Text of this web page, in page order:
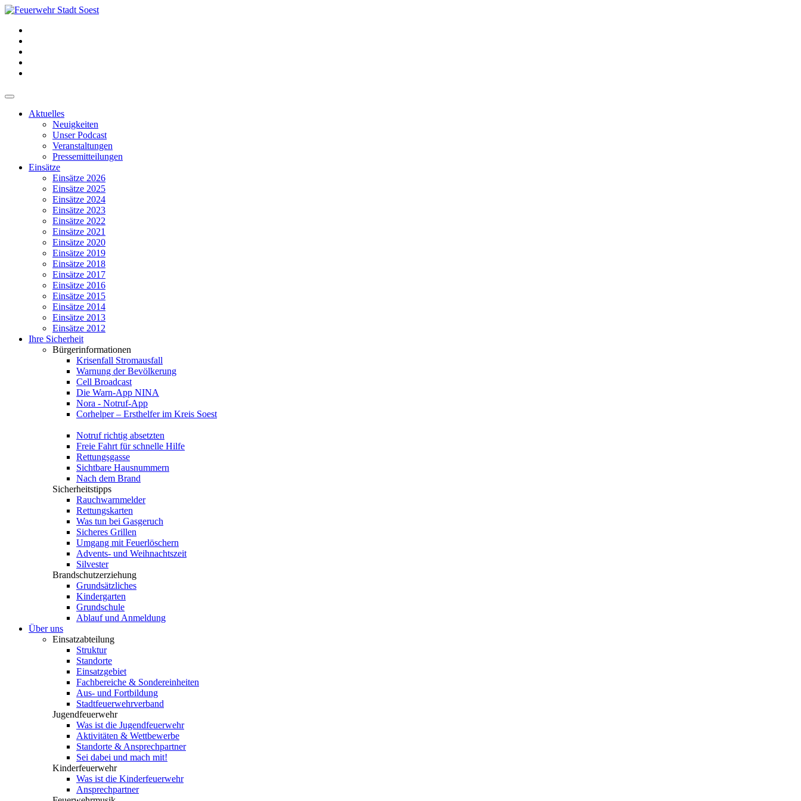
Aktuelles
Neuigkeiten
Unser Podcast
Veranstaltungen
Pressemitteilungen
Einsätze
Einsätze 2026
Einsätze 2025
Einsätze 2024
Einsätze 2023
Einsätze 2022
Einsätze 2021
Einsätze 2020
Einsätze 2019
Einsätze 2018
Einsätze 2017
Einsätze 2016
Einsätze 2015
Einsätze 2014
Einsätze 2013
Einsätze 2012
Ihre Sicherheit
Bürgerinformationen
Krisenfall Stromausfall
Warnung der Bevölkerung
Cell Broadcast
Die Warn-App NINA
Nora - Notruf-App
Corhelper – Ersthelfer im Kreis Soest
Notruf richtig absetzten
Freie Fahrt für schnelle Hilfe
Rettungsgasse
Sichtbare Hausnummern
Nach dem Brand
Sicherheitstipps
Rauchwarnmelder
Rettungskarten
Was tun bei Gasgeruch
Sicheres Grillen
Umgang mit Feuerlöschern
Advents- und Weihnachtszeit
Silvester
Brandschutzerziehung
Grundsätzliches
Kindergarten
Grundschule
Ablauf und Anmeldung
Über uns
Einsatzabteilung
Struktur
Standorte
Einsatzgebiet
Fachbereiche & Sondereinheiten
Aus- und Fortbildung
Stadtfeuerwehrverband
Jugendfeuerwehr
Was ist die Jugendfeuerwehr
Aktivitäten & Wettbewerbe
Standorte & Ansprechpartner
Sei dabei und mach mit!
Kinderfeuerwehr
Was ist die Kinderfeuerwehr
Ansprechpartner